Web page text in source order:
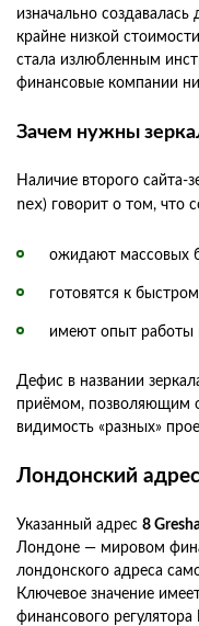
изначально создавалась
крайне низкой
стала излюбленным
финансовые компании
Зачем нужны
Наличие второго сайта-
nex) говорит о том, что
ожидают массовых
готовятся к
имеют опыт работы
Дефис в названии
приёмом, позволяющим
видимость «разных»
Лондонский
Указанный адрес 8
Лондоне — мировом
лондонского адреса
Ключевое значение
финансового регулятора